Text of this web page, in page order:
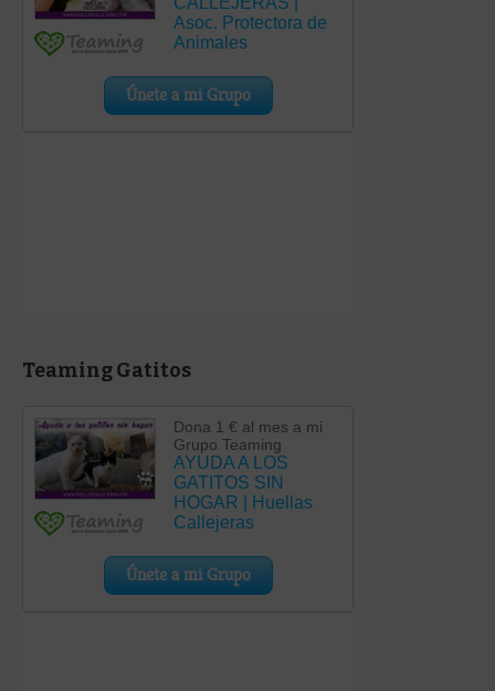
Teaming Gatitos